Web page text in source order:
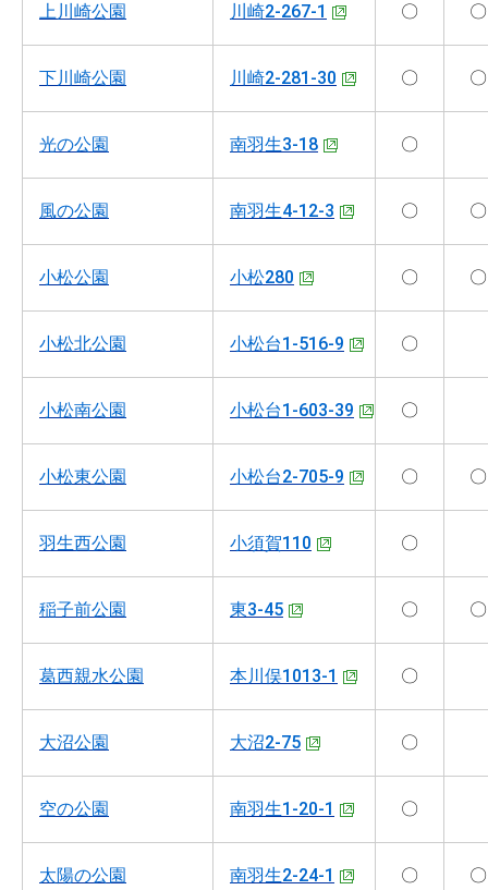
上川崎公園 川崎2-267-1 〇 〇
下川崎公園 川崎2-281-30 〇 〇
光の公園 南羽生3-18 〇
風の公園 南羽生4-12-3 〇 〇
小松公園 小松280 〇 〇
小松北公園 小松台1-516-9 〇
小松南公園 小松台1-603-39 〇
小松東公園 小松台2-705-9 〇 〇
羽生西公園 小須賀110 〇
稲子前公園 東3-45 〇 〇
葛西親水公園 本川俣1013-1 〇
大沼公園 大沼2-75 〇
空の公園 南羽生1-20-1 〇
太陽の公園 南羽生2-24-1 〇 〇